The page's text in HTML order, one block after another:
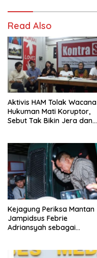
Read Also
Aktivis HAM Tolak Wacana
Hukuman Mati Koruptor,
Sebut Tak Bikin Jera dan
Kejagung Periksa Mantan
Jampidsus Febrie
Adriansyah sebagai